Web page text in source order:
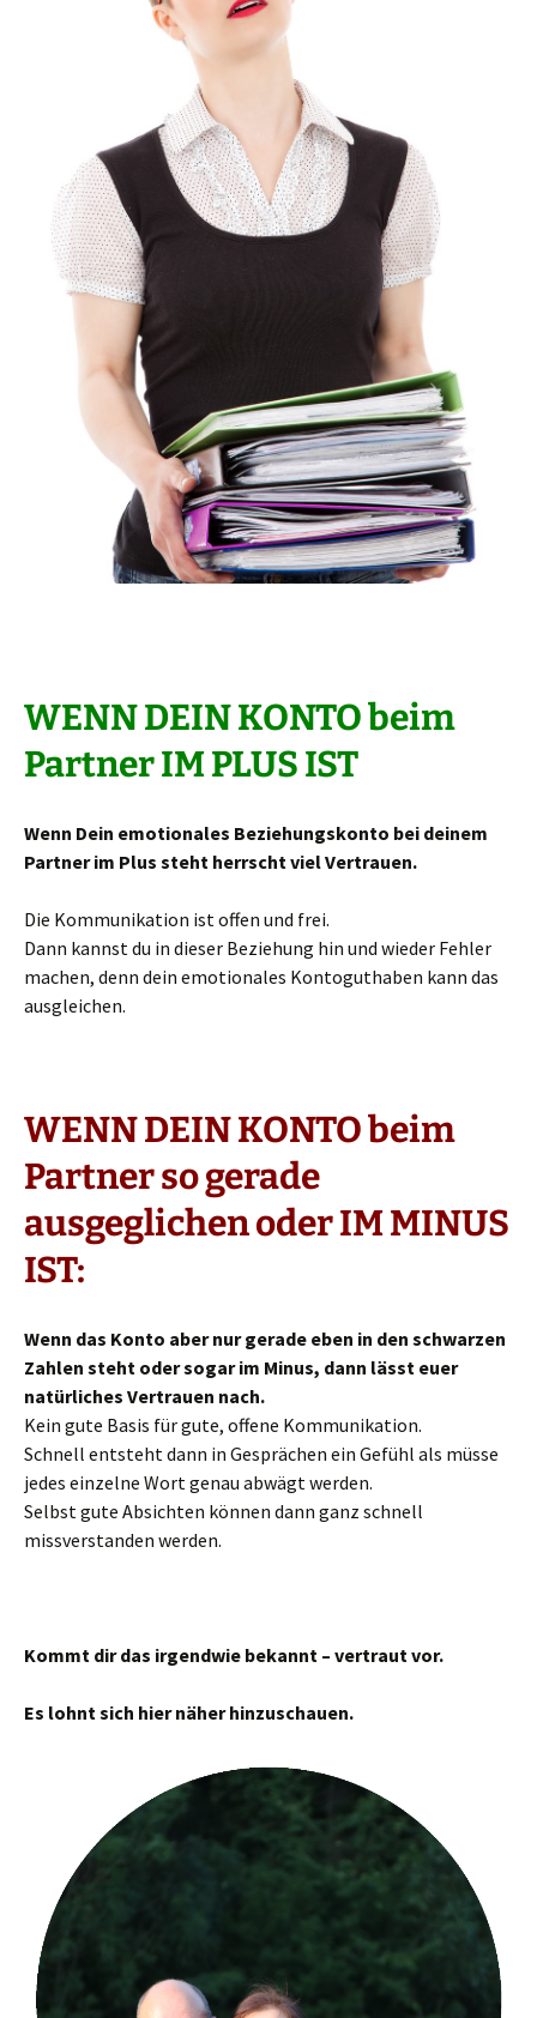
WENN DEIN KONTO beim
Partner IM PLUS IST
Wenn Dein emotionales Beziehungskonto bei deinem
Partner im Plus steht herrscht viel Vertrauen.
Die Kommunikation ist offen und frei.
Dann kannst du in dieser Beziehung hin und wieder Fehler
machen, denn dein emotionales Kontoguthaben kann das
ausgleichen.
WENN DEIN KONTO beim
Partner so gerade
ausgeglichen oder IM MINUS
IST:
Wenn das Konto aber nur gerade eben in den schwarzen
Zahlen steht oder sogar im Minus, dann lässt euer
natürliches Vertrauen nach.
Kein gute Basis für gute, offene Kommunikation.
Schnell entsteht dann in Gesprächen ein Gefühl als müsse
jedes einzelne Wort genau abwägt werden.
Selbst gute Absichten können dann ganz schnell
missverstanden werden.
Kommt dir das irgendwie bekannt – vertraut vor.
Es lohnt sich hier näher hinzuschauen.